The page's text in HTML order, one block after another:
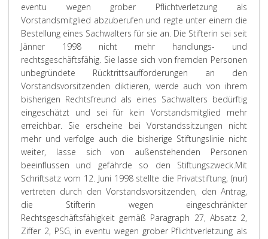
eventu wegen grober Pflichtverletzung als
Vorstandsmitglied abzuberufen und regte unter einem die
Bestellung eines Sachwalters für sie an. Die Stifterin sei seit
Jänner 1998 nicht mehr handlungs- und
rechtsgeschäftsfähig. Sie lasse sich von fremden Personen
unbegründete Rücktrittsaufforderungen an den
Vorstandsvorsitzenden diktieren, werde auch von ihrem
bisherigen Rechtsfreund als eines Sachwalters bedürftig
eingeschätzt und sei für kein Vorstandsmitglied mehr
erreichbar. Sie erscheine bei Vorstandssitzungen nicht
mehr und verfolge auch die bisherige Stiftungslinie nicht
weiter, lasse sich von außenstehenden Personen
beeinflussen und gefährde so den Stiftungszweck.Mit
Schriftsatz vom 12. Juni 1998 stellte die Privatstiftung, (nur)
vertreten durch den Vorstandsvorsitzenden, den Antrag,
die Stifterin wegen eingeschränkter
Rechtsgeschäftsfähigkeit gemäß Paragraph 27, Absatz 2,
Ziffer 2, PSG, in eventu wegen grober Pflichtverletzung als